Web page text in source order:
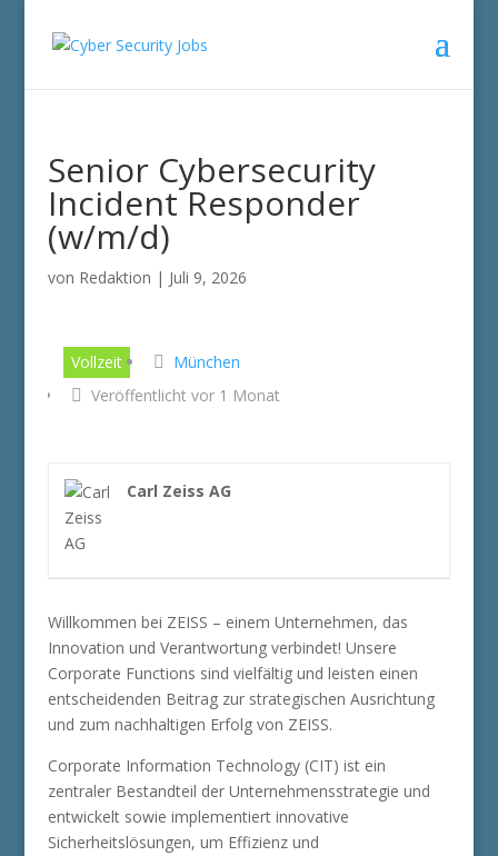
Senior Cybersecurity
Incident Responder
(w/m/d)
von Redaktion | Juli 9, 2026
Vollzeit
München
Veröffentlicht vor 1 Monat
Carl Zeiss AG
Willkommen bei ZEISS – einem Unternehmen, das
Innovation und Verantwortung verbindet! Unsere
Corporate Functions sind vielfältig und leisten einen
entscheidenden Beitrag zur strategischen Ausrichtung
und zum nachhaltigen Erfolg von ZEISS.
Corporate Information Technology (CIT) ist ein
zentraler Bestandteil der Unternehmensstrategie und
entwickelt sowie implementiert innovative
Sicherheitslösungen, um Effizienz und